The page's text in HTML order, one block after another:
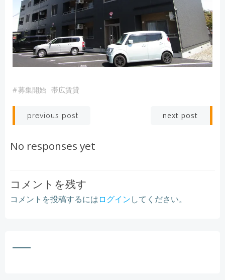
#募集開始 帯広賃貸
Post
navigation
previous post next post
No responses yet
コメントを残す
コメントを投稿するにはログインしてください。